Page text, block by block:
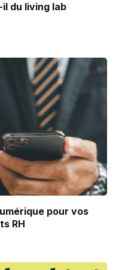
du living lab
pour vos
RH